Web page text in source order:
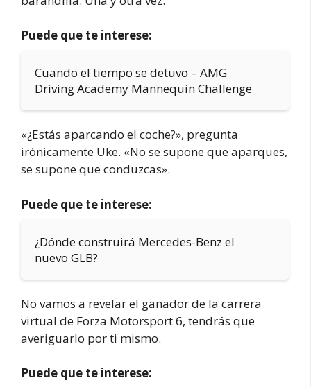
Puede que te interese:
Cuando el tiempo se detuvo – AMG
Driving Academy Mannequin Challenge
«¿Estás aparcando el coche?», pregunta
irónicamente Uke. «No se supone que aparques,
se supone que conduzcas».
Puede que te interese:
¿Dónde construirá Mercedes-Benz el
nuevo GLB?
No vamos a revelar el ganador de la carrera
virtual de Forza Motorsport 6, tendrás que
averiguarlo por ti mismo.
Puede que te interese: